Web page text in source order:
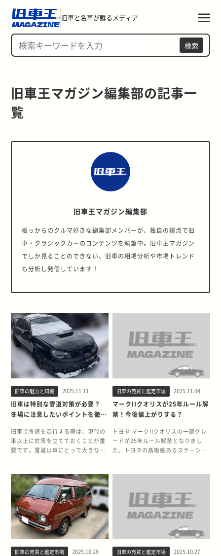
旧車と名車が甦るメディア
検索
旧車王マガジン編集部の記事一
覧
旧車王マガジン編集部
根っからのクルマ好きな編集部メンバーが、独自の視点で旧
車・クラシックカーのコンテンツを執筆中。旧車王マガジン
でしか見ることのできない、旧車の相場分析や市場トレンド
も分析し発信しています！
旧車の魅力と知識 2025.11.11
旧車は特別な雪道対策が必要？
冬場に注意したいポイントを徹底
旧車で雪道を走行する際は、現代の
車以上に対策を立てておくことが重
要です。雪道は車にとって大きな負
にもつながりかねません。 一方で、
乗ってこその車という観点で考える
と、雪だからといって過度に心配を
してガレージに眠らせておくのはも
ったいないともいえます。 雪という
特別な景色のなかで眺める旧車は、
普段とは違って格別なものです。そ
つも、雪道のドライブを楽しむため
旧車の売買と鑑定市場 2025.11.04
マークIIクオリスが25年ルール解
禁！今後値上がりする？
トヨタ マークIIクオリスの一部グレ
ードが25年ルール解禁となりまし
た。トヨタの高級感あるステーショ
を持ち、コンディションや装備次第
では「希少性」や「資産価値」が高
まっている個体もあります。売却を
検討する際は、相場に精通した旧車
専門店へ査定を依頼し、正当な価値
ょう。 本記事では、25年以上にわた
旧車の売買と鑑定市場 2025.10.29 旧車の売買と鑑定市場 2025.10.27